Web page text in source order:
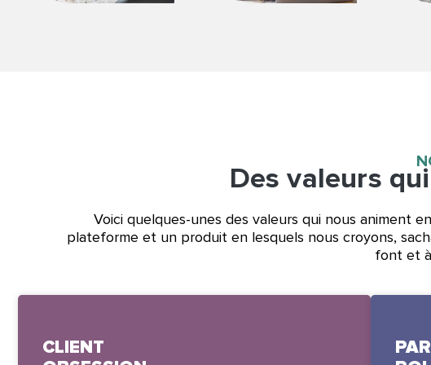
Des valeurs
Voici quelques-unes des valeurs qui nous animent
plateforme et un produit en lesquels nous croyons,
font et
CLIENT